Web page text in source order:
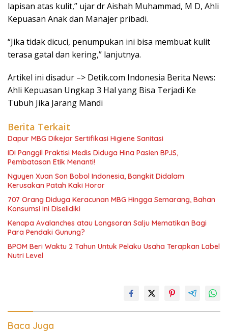
lapisan atas kulit,” ujar dr Aishah Muhammad, M D, Ahli
Kepuasan Anak dan Manajer pribadi.
“Jika tidak dicuci, penumpukan ini bisa membuat kulit
terasa gatal dan kering,” lanjutnya.
Artikel ini disadur –> Detik.com Indonesia Berita News:
Ahli Kepuasan Ungkap 3 Hal yang Bisa Terjadi Ke
Tubuh Jika Jarang Mandi
Berita Terkait
Dapur MBG Dikejar Sertifikasi Higiene Sanitasi
IDI Panggil Praktisi Medis Diduga Hina Pasien BPJS,
Pembatasan Etik Menanti!
Nguyen Xuan Son Bobol Indonesia, Bangkit Didalam
Kerusakan Patah Kaki Horor
707 Orang Diduga Keracunan MBG Hingga Semarang, Bahan
Konsumsi Ini Diselidiki
Kenapa Avalanches atau Longsoran Salju Mematikan Bagi
Para Pendaki Gunung?
BPOM Beri Waktu 2 Tahun Untuk Pelaku Usaha Terapkan Label
Nutri Level
Baca Juga